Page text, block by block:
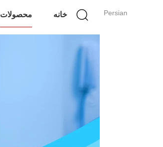
Persian خانه محصولات